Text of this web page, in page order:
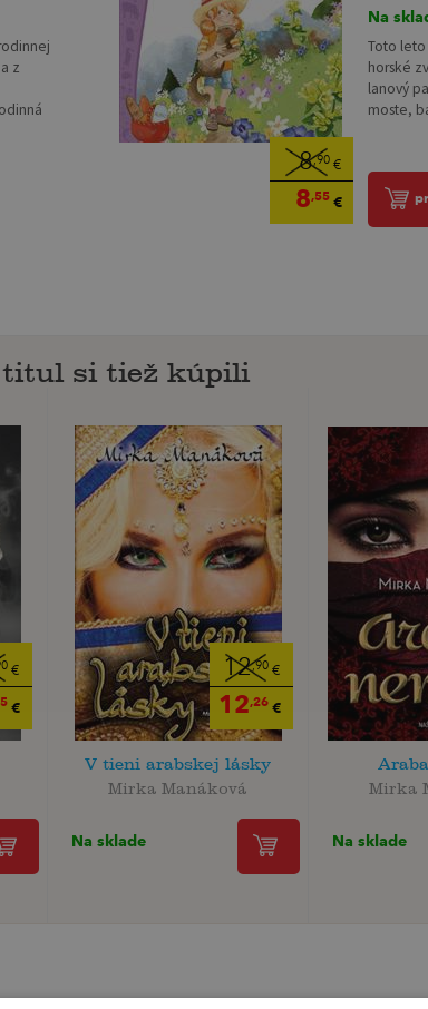
z
8,90€
8,55€
Na
Toto leto
horské
lanový
moste,
si tiež kúpili
€
€
12,90 €
12,26 €
V tieni arabskej lásky
Mirka Manáková
Na sklade
Mirka
Na sklade